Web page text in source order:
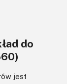
do
jest